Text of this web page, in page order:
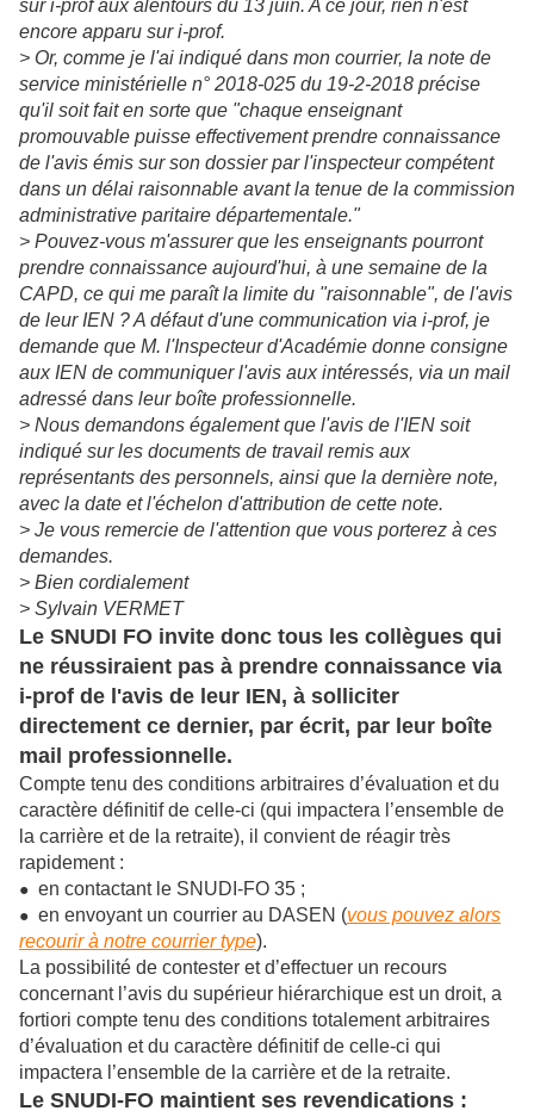
sur i-prof aux alentours du 13 juin. A ce jour, rien n'est
encore apparu sur i-prof.
> Or, comme je l'ai indiqué dans mon courrier, la note de
service ministérielle n° 2018-025 du 19-2-2018 précise
qu'il soit fait en sorte que "chaque enseignant
promouvable puisse effectivement prendre connaissance
de l'avis émis sur son dossier par l'inspecteur compétent
dans un délai raisonnable avant la tenue de la commission
administrative paritaire départementale."
> Pouvez-vous m'assurer que les enseignants pourront
prendre connaissance aujourd'hui, à une semaine de la
CAPD, ce qui me paraît la limite du "raisonnable", de l'avis
de leur IEN ? A défaut d'une communication via i-prof, je
demande que M. l'Inspecteur d'Académie donne consigne
aux IEN de communiquer l'avis aux intéressés, via un mail
adressé dans leur boîte professionnelle.
> Nous demandons également que l'avis de l'IEN soit
indiqué sur les documents de travail remis aux
représentants des personnels, ainsi que la dernière note,
avec la date et l'échelon d'attribution de cette note.
> Je vous remercie de l'attention que vous porterez à ces
demandes.
> Bien cordialement
> Sylvain VERMET
Le SNUDI FO invite donc tous les collègues qui
ne réussiraient pas à prendre connaissance via
i-prof de l'avis de leur IEN, à solliciter
directement ce dernier, par écrit, par leur boîte
mail professionnelle.
Compte tenu des conditions arbitraires d’évaluation et du
caractère définitif de celle-ci (qui impactera l’ensemble de
la carrière et de la retraite), il convient de réagir très
rapidement :
● en contactant le SNUDI-FO 35 ;
● en envoyant un courrier au DASEN (vous pouvez alors
recourir à notre courrier type).
La possibilité de contester et d’effectuer un recours
concernant l’avis du supérieur hiérarchique est un droit, a
fortiori compte tenu des conditions totalement arbitraires
d’évaluation et du caractère définitif de celle-ci qui
impactera l’ensemble de la carrière et de la retraite.
Le SNUDI-FO maintient ses revendications :